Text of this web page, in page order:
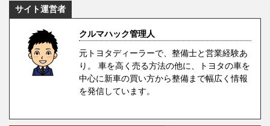
サイト運営者
クルマハック管理人
元トヨタディーラーで、整備士と営業経験あ
り。 車を高く売る方法の他に、トヨタの車を
中心に新車の買い方から整備まで幅広く情報
を発信しています。